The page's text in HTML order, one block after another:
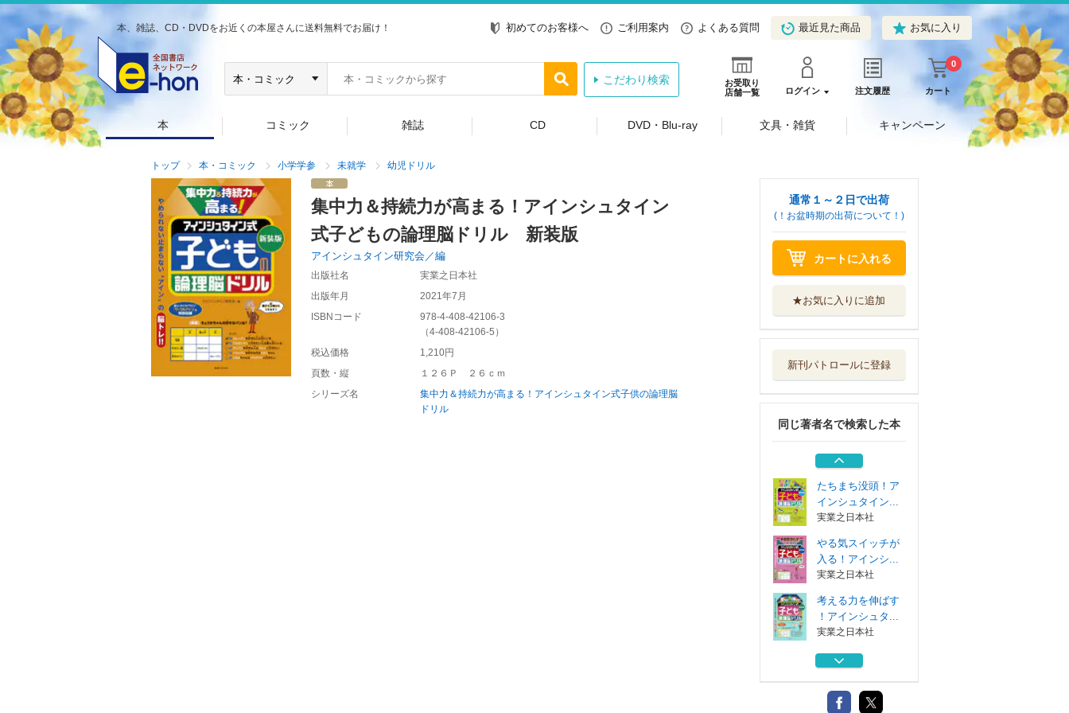
本、雑誌、CD・DVDをお近くの本屋さんに送料無料でお届け！ 初めてのお客様へ ご利用案内 よくある質問 最近見た商品 お気に入り
お受取り
店舗一覧
ログイン 注文履歴 カート
0
こだわり検索
本 コミック 雑誌 CD DVD・Blu-ray 文具・雑貨 キャンペーン
トップ 本・コミック 小学学参 未就学 幼児ドリル
集中力＆持続力が高まる！アインシュタイン
式子どもの論理脳ドリル 新装版
アインシュタイン研究会／編
出版社名
実業之日本社
出版年月
2021年7月
ISBNコード
978-4-408-42106-3
（4-408-42106-5 ）
税込価格
1,210円
頁数・縦
１２６Ｐ ２６ｃｍ
シリーズ名
集中力＆持続力が高まる！アインシュタイン式子供の論理脳
ドリル
通常１～２日で出荷
(！お盆時期の出荷について！)
カートに入れる
★お気に入りに追加
新刊パトロールに登録
同じ著者名で検索した本
やる気スイッチが
入る！アインシ...
考える力を伸ばす
実業之日本社
集中力が高まる！
アインシュタイ...
実業之日本社
たちまち没頭！ア
インシュタイン...
実業之日本社
やる気スイッチが
入る！アインシ...
実業之日本社
考える力を伸ばす
！アインシュタ...
実業之日本社
集中力が高まる！
実業之日本社